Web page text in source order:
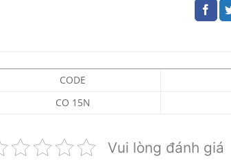
CODE
CO 15N
Vui lòng đánh giá